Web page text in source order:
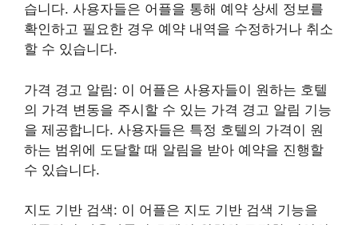
습니다. 사용자들은 어플을 통해 예약 상세 정보를
확인하고 필요한 경우 예약 내역을 수정하거나 취소
할 수 있습니다.
가격 경고 알림: 이 어플은 사용자들이 원하는 호텔
의 가격 변동을 주시할 수 있는 가격 경고 알림 기능
을 제공합니다. 사용자들은 특정 호텔의 가격이 원
하는 범위에 도달할 때 알림을 받아 예약을 진행할
수 있습니다.
지도 기반 검색: 이 어플은 지도 기반 검색 기능을